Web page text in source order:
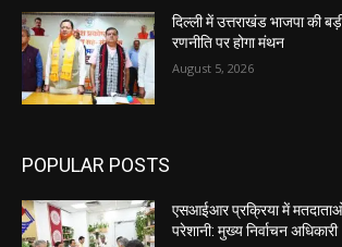
दिल्ली में उत्तराखंड भाजपा की
रणनीति पर होगा मंथन
August 5, 2026
POPULAR POSTS
एसआईआर प्रक्रिया में मतदाताओं
परेशानी: मुख्य निर्वाचन अधिकारी